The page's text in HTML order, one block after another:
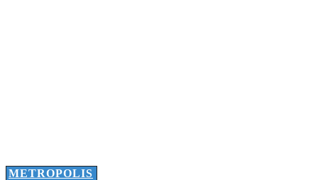
METROPOLIS